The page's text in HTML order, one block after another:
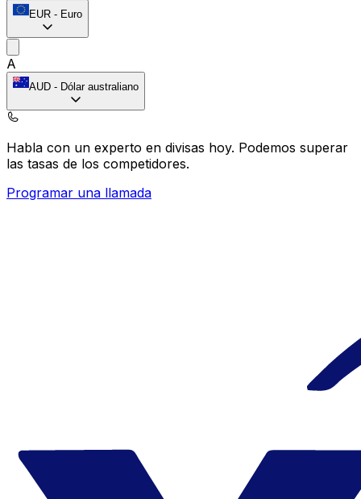
EUR - Euro
A
AUD - Dólar australiano
Habla con un experto en divisas hoy. Podemos superar
las tasas de los competidores.
Programar una llamada